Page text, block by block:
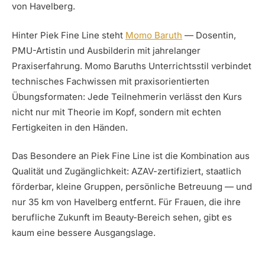
von Havelberg.
Hinter Piek Fine Line steht Momo Baruth — Dosentin,
PMU-Artistin und Ausbilderin mit jahrelanger
Praxiserfahrung. Momo Baruths Unterrichtsstil verbindet
technisches Fachwissen mit praxisorientierten
Übungsformaten: Jede Teilnehmerin verlässt den Kurs
nicht nur mit Theorie im Kopf, sondern mit echten
Fertigkeiten in den Händen.
Das Besondere an Piek Fine Line ist die Kombination aus
Qualität und Zugänglichkeit: AZAV-zertifiziert, staatlich
förderbar, kleine Gruppen, persönliche Betreuung — und
nur 35 km von Havelberg entfernt. Für Frauen, die ihre
berufliche Zukunft im Beauty-Bereich sehen, gibt es
kaum eine bessere Ausgangslage.